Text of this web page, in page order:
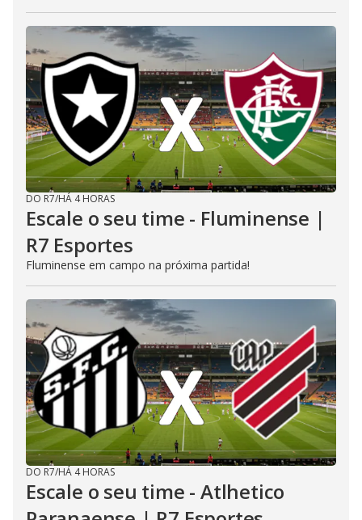
DO R7/HÁ 4 HORAS
Escale o seu time - Fluminense |
R7 Esportes
Fluminense em campo na próxima partida!
DO R7/HÁ 4 HORAS
Escale o seu time - Atlhetico